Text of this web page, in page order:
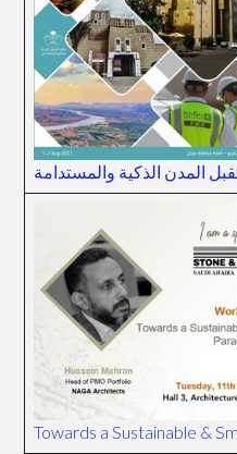
المدن الذكية والمستدامة
Towards a Sustainable &